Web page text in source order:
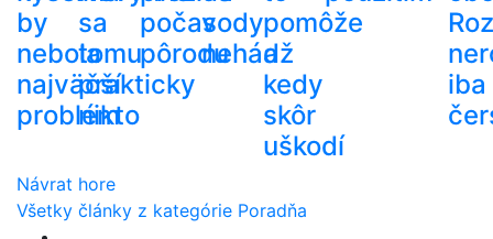
by
nebola
najväčší
problém
sa
tomu
prakticky
nikto
počas
pôrodu
vody
nehádž
pomôže
a
kedy
skôr
uškodí
iba
Návrat hore
Všetky články z kategórie Poradňa